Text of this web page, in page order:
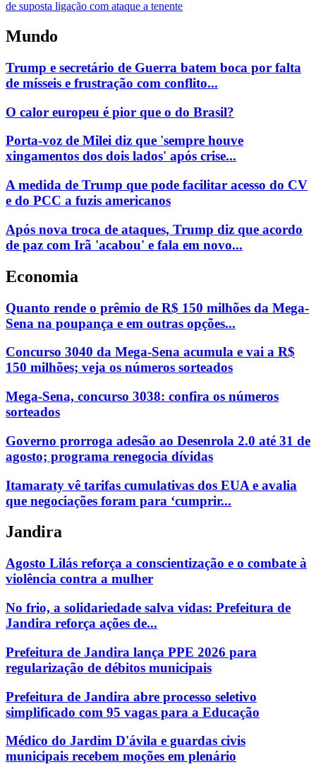
Mundo
Trump e secretário de Guerra batem boca por falta
de mísseis e frustração com conflito...
O calor europeu é pior que o do Brasil?
Porta-voz de Milei diz que 'sempre houve
xingamentos dos dois lados' após crise...
A medida de Trump que pode facilitar acesso do CV
e do PCC a fuzis americanos
Após nova troca de ataques, Trump diz que acordo
de paz com Irã 'acabou' e fala em novo...
Economia
Quanto rende o prêmio de R$ 150 milhões da Mega-
Sena na poupança e em outras opções...
Concurso 3040 da Mega-Sena acumula e vai a R$
150 milhões; veja os números sorteados
Mega-Sena, concurso 3038: confira os números
sorteados
Governo prorroga adesão ao Desenrola 2.0 até 31 de
agosto; programa renegocia dívidas
Itamaraty vê tarifas cumulativas dos EUA e avalia
que negociações foram para ‘cumprir...
Jandira
Agosto Lilás reforça a conscientização e o combate à
violência contra a mulher
No frio, a solidariedade salva vidas: Prefeitura de
Jandira reforça ações de...
Prefeitura de Jandira lança PPE 2026 para
regularização de débitos municipais
Prefeitura de Jandira abre processo seletivo
simplificado com 95 vagas para a Educação
Médico do Jardim D'ávila e guardas civis
municipais recebem moções em plenário